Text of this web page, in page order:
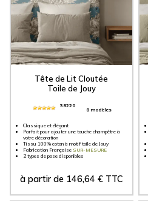
Tête de Lit Cloutée
Toile de Jouy
38220
8 modèles
Classique et élégant
Parfait pour ajouter une touche champêtre à
votre décoration
Tissu 100% coton à motif toile de Jouy
Fabrication Française SUR-MESURE
2 types de pose disponibles
à partir de 146,64€ TTC